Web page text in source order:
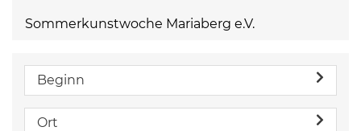
Sommerkunstwoche Mariaberg e.V.
Beginn
Ort